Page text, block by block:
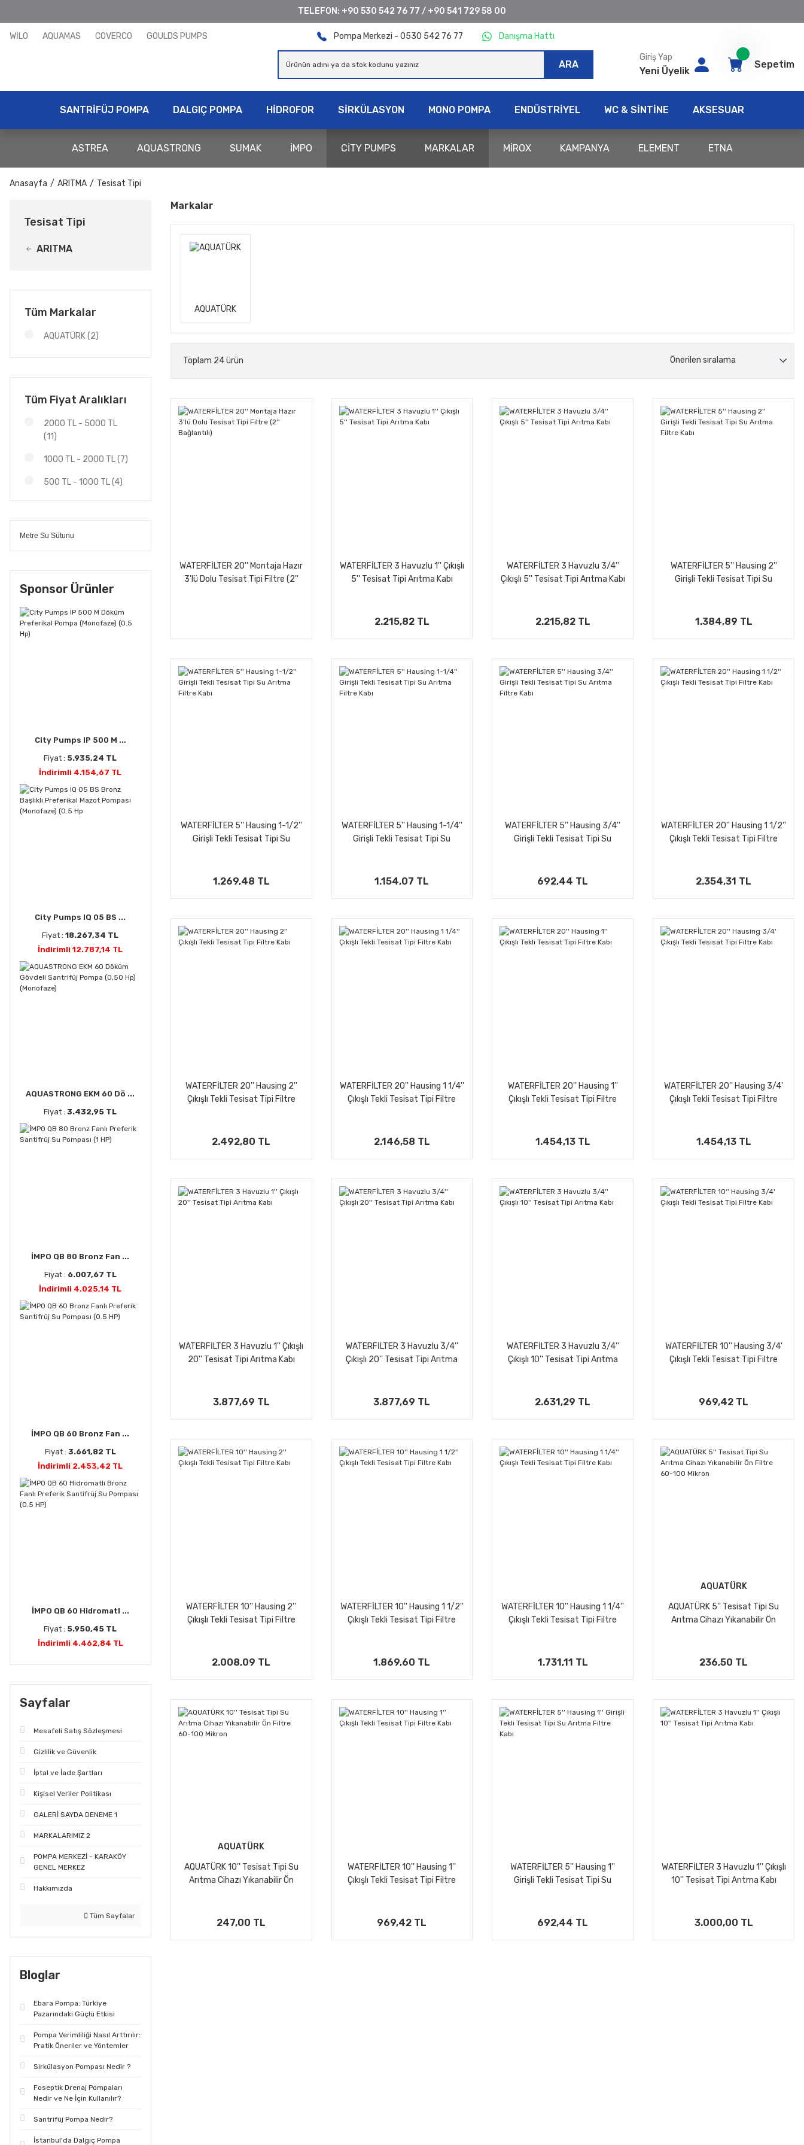
TELEFON: +90 530 542 76 77 / +90 541 729 58 00
WİLO AQUAMAS COVERCO GOULDS PUMPS Pompa Merkezi - 0530 542 76 77 Danışma Hattı
ARA
Giriş Yap
Yeni Üyelik
Sepetim
SANTRİFÜJ POMPA DALGIÇ POMPA HİDROFOR SİRKÜLASYON MONO POMPA ENDÜSTRİYEL WC & SİNTİNE AKSESUAR
ASTREA AQUASTRONG SUMAK İMPO CİTY PUMPS MARKALAR MİROX KAMPANYA ELEMENT ETNA
Anasayfa ARITMA Tesisat Tipi
Tesisat Tipi
ARITMA
Tüm Markalar
AQUATÜRK (2)
Tüm Fiyat Aralıkları
2000 TL - 5000 TL
(11)
1000 TL - 2000 TL (7)
500 TL - 1000 TL (4)
Metre Su Sütunu
Sponsor Ürünler
City Pumps IP 500 M ...
Fiyat : 5.935,24 TL
İndirimli 4.154,67 TL
City Pumps IQ 05 BS ...
Fiyat :18.267,34 TL
İndirimli 12.787,14 TL
AQUASTRONG EKM 60 Dö ...
Fiyat :3.432,95 TL
İMPO QB 80 Bronz Fan ...
Fiyat : 6.007,67 TL
İndirimli 4.025,14 TL
İMPO QB 60 Bronz Fan ...
Fiyat : 3.661,82 TL
İndirimli 2.453,42 TL
İMPO QB 60 Hidromatl ...
Fiyat : 5.950,45 TL
İndirimli 4.462,84 TL
Sayfalar
Mesafeli Satış Sözleşmesi
Gizlilik ve Güvenlik
İptal ve İade Şartları
Kişisel Veriler Politikası
GALERİ SAYDA DENEME 1
MARKALARIMIZ 2
POMPA MERKEZİ - KARAKÖY
GENEL MERKEZ
Hakkımızda
Tüm Sayfalar
Bloglar
Ebara Pompa: Türkiye
Pazarındaki Güçlü Etkisi
Pompa Verimliliği Nasıl Arttırılır:
Pratik Öneriler ve Yöntemler
Sirkülasyon Pompası Nedir ?
Foseptik Drenaj Pompaları
Nedir ve Ne İçin Kullanılır?
Santrifüj Pompa Nedir?
İstanbul'da Dalgıç Pompa
Markalar
AQUATÜRK
Toplam 24 ürün
WATERFİLTER 20'' Montaja Hazır
3'lü Dolu Tesisat Tipi Filtre (2''
WATERFİLTER 3 Havuzlu 1'' Çıkışlı
5'' Tesisat Tipi Arıtma Kabı
2.215,82 TL
WATERFİLTER 3 Havuzlu 3/4''
Çıkışlı 5'' Tesisat Tipi Arıtma Kabı
2.215,82 TL
WATERFİLTER 5'' Hausing 2''
Girişli Tekli Tesisat Tipi Su
1.384,89 TL
WATERFİLTER 5'' Hausing 1-1/2''
Girişli Tekli Tesisat Tipi Su
1.269,48 TL
WATERFİLTER 5'' Hausing 1-1/4''
Girişli Tekli Tesisat Tipi Su
1.154,07 TL
WATERFİLTER 5'' Hausing 3/4''
Girişli Tekli Tesisat Tipi Su
692,44 TL
WATERFİLTER 20'' Hausing 1 1/2''
Çıkışlı Tekli Tesisat Tipi Filtre
2.354,31 TL
WATERFİLTER 20'' Hausing 2''
Çıkışlı Tekli Tesisat Tipi Filtre
2.492,80 TL
WATERFİLTER 20'' Hausing 1 1/4''
Çıkışlı Tekli Tesisat Tipi Filtre
2.146,58 TL
WATERFİLTER 20'' Hausing 1''
Çıkışlı Tekli Tesisat Tipi Filtre
1.454,13 TL
WATERFİLTER 20'' Hausing 3/4'
Çıkışlı Tekli Tesisat Tipi Filtre
1.454,13 TL
WATERFİLTER 3 Havuzlu 1'' Çıkışlı
20'' Tesisat Tipi Arıtma Kabı
3.877,69 TL
WATERFİLTER 3 Havuzlu 3/4''
Çıkışlı 20'' Tesisat Tipi Arıtma
3.877,69 TL
WATERFİLTER 3 Havuzlu 3/4''
Çıkışlı 10'' Tesisat Tipi Arıtma
2.631,29 TL
WATERFİLTER 10'' Hausing 3/4'
Çıkışlı Tekli Tesisat Tipi Filtre
969,42 TL
WATERFİLTER 10'' Hausing 2''
Çıkışlı Tekli Tesisat Tipi Filtre
2.008,09 TL
WATERFİLTER 10'' Hausing 1 1/2''
Çıkışlı Tekli Tesisat Tipi Filtre
1.869,60 TL
WATERFİLTER 10'' Hausing 1 1/4''
Çıkışlı Tekli Tesisat Tipi Filtre
1.731,11 TL
AQUATÜRK
AQUATÜRK 5'' Tesisat Tipi Su
Arıtma Cihazı Yıkanabilir Ön
236,50 TL
AQUATÜRK
AQUATÜRK 10'' Tesisat Tipi Su
Arıtma Cihazı Yıkanabilir Ön
247,00 TL
WATERFİLTER 10'' Hausing 1''
Çıkışlı Tekli Tesisat Tipi Filtre
969,42 TL
WATERFİLTER 5'' Hausing 1''
Girişli Tekli Tesisat Tipi Su
692,44 TL
WATERFİLTER 3 Havuzlu 1'' Çıkışlı
10'' Tesisat Tipi Arıtma Kabı
3.000,00 TL